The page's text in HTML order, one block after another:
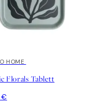
HOME
Florals Tablett
€